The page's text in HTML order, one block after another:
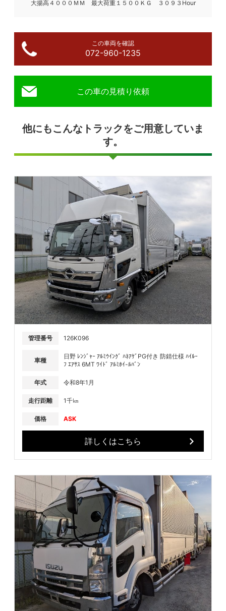
大揚高４０００ＭＭ 最大荷重１５００ＫＧ ３０９３Hour
この車両を確認
072-960-1235
この車の見積り依頼
他にもこんなトラックをご用意していま
す。
管理番号 126K096
車種
日野 ﾚﾝｼﾞｬｰ ｱﾙﾐｳｲﾝｸﾞ ﾊﾈｱｹﾞPG付き 防錆仕様 ﾊｲﾙｰ
ﾌ ｴｱｻｽ 6MT ﾜｲﾄﾞ ｱﾙﾐﾎｲ-ﾙﾊﾞﾝ
年式 令和8年1月
走行距離 1千㎞
価格 ASK
詳しくはこちら